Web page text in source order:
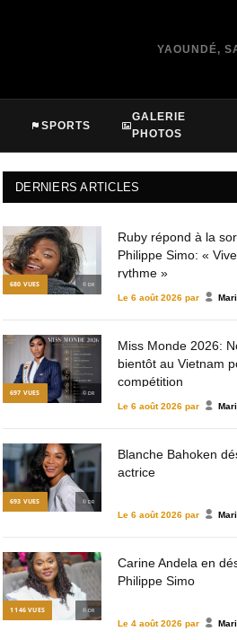
YAOUNDÉ,
SPORTS
GALERIE
PHOTOS
DERNIERS ARTICLES
680 VUES © DR
Ruby répond à la
Philippe Simo: «
rythme »
Le 6 août 2026 par
697 VUES © DR
Miss Monde 2026:
bientôt au Vietnam
compétition
Le 6 août 2026 par
693 VUES © DR
Blanche Bahoken
actrice
Le 6 août 2026 par
1 146 VUES © DR
Carine Andela en
Philippe Simo
Le 4 août 2026 par